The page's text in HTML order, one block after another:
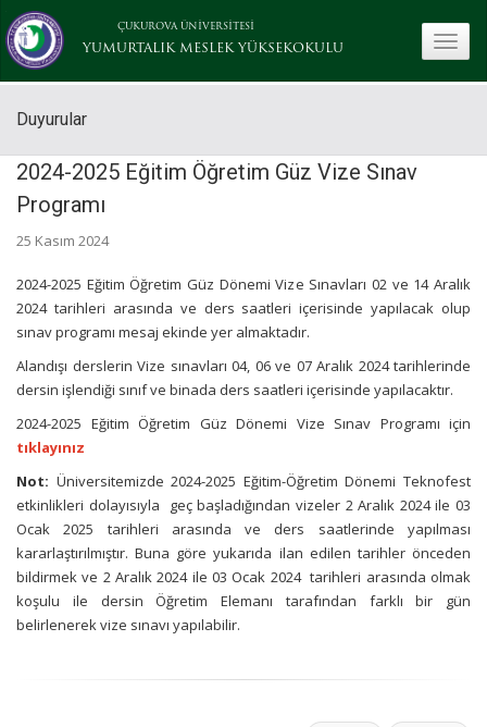
ÇUKUROVA ÜNİVERSİTESİ
YUMURTALIK MESLEK YÜKSEKOKULU
Duyurular
2024-2025 Eğitim Öğretim Güz Vize Sınav
Programı
25 Kasım 2024
2024-2025 Eğitim Öğretim Güz Dönemi Vize Sınavları 02 ve 14 Aralık
2024 tarihleri arasında ve ders saatleri içerisinde yapılacak olup
sınav programı mesaj ekinde yer almaktadır.
Alandışı derslerin Vize sınavları 04, 06 ve 07 Aralık 2024 tarihlerinde
dersin işlendiği sınıf ve binada ders saatleri içerisinde yapılacaktır.
2024-2025 Eğitim Öğretim Güz Dönemi Vize Sınav Programı için
tıklayınız
Not: Üniversitemizde 2024-2025 Eğitim-Öğretim Dönemi Teknofest
etkinlikleri dolayısıyla geç başladığından vizeler 2 Aralık 2024 ile 03
Ocak 2025 tarihleri arasında ve ders saatlerinde yapılması
kararlaştırılmıştır. Buna göre yukarıda ilan edilen tarihler önceden
bildirmek ve 2 Aralık 2024 ile 03 Ocak 2024 tarihleri arasında olmak
koşulu ile dersin Öğretim Elemanı tarafından farklı bir gün
belirlenerek vize sınavı yapılabilir.